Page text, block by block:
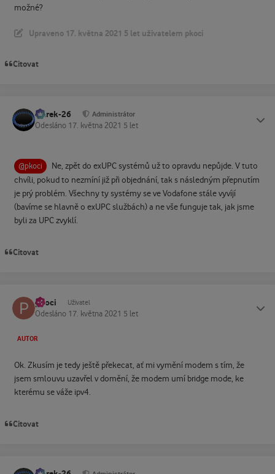
možné?
Upraveno 17. května 2021 5 let uživatelem pkoci
Citovat
Marek-26 Administrátor
Odesláno 17. května 2021 5 let
@pkoci
Ne, zpět do exUPC systémů už to opravdu nepůjde. V tuto
chvíli, pokud to nezmíní již při objednání, tak s následným přepnutím
je prý problém. Všechny ty systémy se ve Vodafone stále vyvíjí
(bavíme se hlavně o exUPC službách) a ne vše funguje tak, jak jsme
byli za UPC zvyklí.
Citovat
pkoci Uživatel
Odesláno 17. května 2021 5 let
AUTOR
Ok. Zkusím je tedy ještě překecat, ať mi vymění modem s tím, že
jsem smlouvu uzavřel v domění, že modem umí bridge mode, ke
kterému se váže ipv4.
Citovat